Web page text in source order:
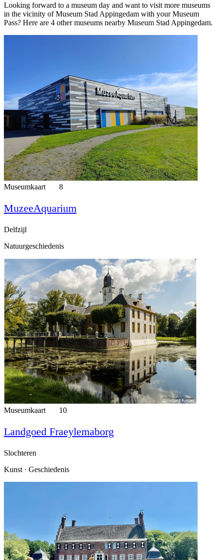
Looking forward to a museum day and want to visit more museums
in the vicinity of Museum Stad Appingedam with your Museum
Pass? Here are 4 other museums nearby Museum Stad Appingedam.
Museumkaart 8
MuzeeAquarium
Delfzijl
Natuurgeschiedenis
Museumkaart 10
Landgoed Fraeylemaborg
Slochteren
Kunst · Geschiedenis